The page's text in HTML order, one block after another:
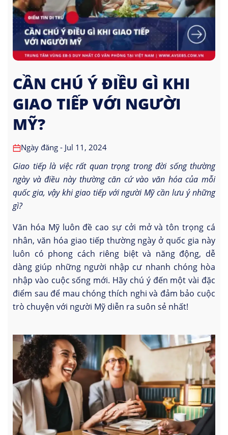
CẦN CHÚ Ý ĐIỀU GÌ KHI
GIAO TIẾP VỚI NGƯỜI
MỸ?
Ngày đăng - Jul 11, 2024
Giao tiếp là việc rất quan trọng trong đời sống thường
ngày và điều này thường căn cứ vào văn hóa của mỗi
quốc gia, vậy khi giao tiếp với người Mỹ cần lưu ý những
gì?
Văn hóa Mỹ luôn đề cao sự cởi mở và tôn trọng cá
nhân, văn hóa giao tiếp thường ngày ở quốc gia này
luôn có phong cách riêng biệt và năng động, dễ
dàng giúp những người nhập cư nhanh chóng hòa
nhập vào cuộc sống mới. Hãy chú ý đến một vài đặc
điểm sau để mau chóng thích nghi và đảm bảo cuộc
trò chuyện với người Mỹ diễn ra suôn sẻ nhất!